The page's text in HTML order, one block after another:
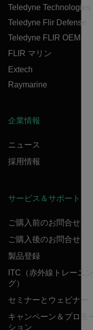
Teledyne Technologies
Teledyne Flir Defense
Teledyne FLIR OEM
FLIR マリン
Extech
Raymarine
企業情報
ニュース
採用情報
サービス＆サポート
ご購入前のお問合せ
ご購入後のお問合せ
製品登録
ITC（赤外線トレーニン
グ）
セミナーとウェビナー
キャンペーン＆プロモー
ション